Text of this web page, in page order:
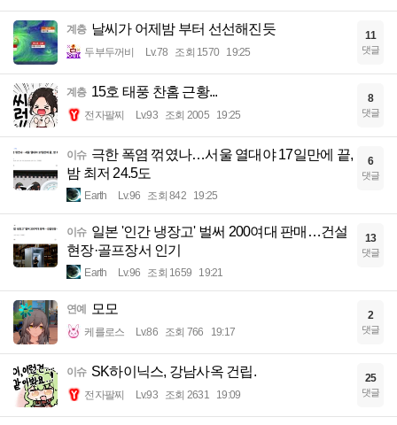
계층 날씨가 어제밤 부터 선선해진듯
두부두꺼비 Lv.78 조회 1570 19:25
11
댓글
계층 15호 태풍 찬홈 근황...
전자팔찌 Lv.93 조회 2005 19:25
8
댓글
이슈 극한 폭염 꺾였나…서울 열대야 17일만에 끝,
밤 최저 24.5도
Earth Lv.96 조회 842 19:25
6
댓글
이슈 일본 '인간 냉장고' 벌써 200여대 판매…건설
현장·골프장서 인기
Earth Lv.96 조회 1659 19:21
13
댓글
연예 모모
케를로스 Lv.86 조회 766 19:17
2
댓글
이슈 SK하이닉스, 강남사옥 건립.
전자팔찌 Lv.93 조회 2631 19:09
25
댓글